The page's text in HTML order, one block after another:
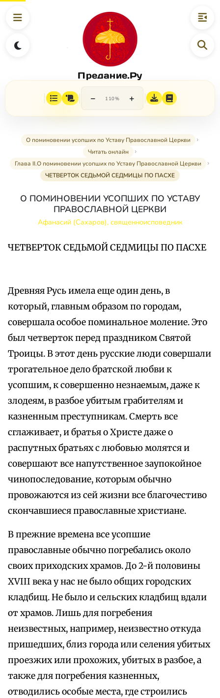
Предание.Ру
− 110% +
О поминовении усопших по Уставу Православной Церкви
Читать онлайн
Глава II.О поминовении усопших по Уставу Православной Церкви
ЧЕТВЕРТОК СЕДЬМОЙ СЕДМИЦЫ ПО ПАСХЕ
О ПОМИНОВЕНИИ УСОПШИХ ПО УСТАВУ
ПРАВОСЛАВНОЙ ЦЕРКВИ
Афанасий (Сахаров), священноисповедник
ЧЕТВЕРТОК СЕДЬМОЙ СЕДМИЦЫ ПО ПАСХЕ
Древняя Русь имела еще один день, в
который, главным образом по городам,
совершала особое поминальное моление. Это
был четверток перед праздником Святой
Троицы. В этот день русские люди совершали
трогательное дело братской любви к
усопшим, к совершенно незнаемым, даже к
злодеям, в разбое убитым грабителям и
казненным преступникам. Смерть все
сглаживает, и братья о Христе даже о
распутных братьях с любовью молятся и
совершают все напутственное заупокойное
чинопоследование, которым обычно
провожаются из сей жизни все благочестиво
скончавшиеся православные христиане.
В прежние времена все усопшие
православные обычно погребались около
своих приходских храмов. До 2-й половины
XVIII века у нас не было общих городских
кладбищ. Не было и сельских кладбищ вдали
от храмов. Лишь для погребения
неизвестных, например, неизвестно откуда
пришедших, близ города или селения убитых
проезжих или прохожих, убитых в разбое, а
также для погребения казненных,
отводились особые места, где строились